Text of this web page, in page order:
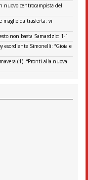
nuovo centrocampista del
maglie da trasferta: vi
non basta Samardzic: 1-1
esordiente Simonelli: “Gioia e
(1): “Pronti alla nuova